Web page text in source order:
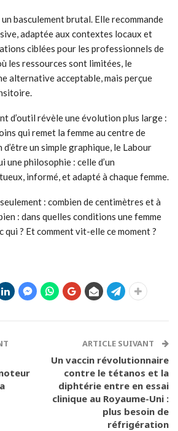
basculement brutal. Elle recommande
adaptée aux contextes locaux et
ciblées pour les professionnels de
les ressources sont limitées, le
alternative acceptable, mais perçue
d’outil révèle une évolution plus large :
qui remet la femme au centre de
un simple graphique, le Labour
une philosophie : celle d’un
informé, et adapté à chaque femme.
: combien de centimètres et à
: dans quelles conditions une femme
qui ? Et comment vit-elle ce moment ?
ARTICLE SUIVANT
Un vaccin révolutionnaire
contre le tétanos et la
diphtérie entre en essai
clinique au Royaume-Uni :
plus besoin de
réfrigération